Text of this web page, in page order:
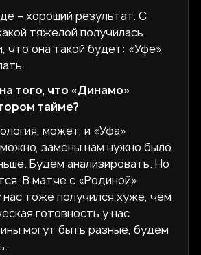
– хороший результат. С
тяжелой получилась
что она такой будет: «Уфе»
того, что «Динамо»
тайме?
может, и «Уфа»
замены нам нужно было
Будем анализировать. Но
В матче с «Родиной»
нас тоже получился хуже, чем
готовность у нас
могут быть разные, будем